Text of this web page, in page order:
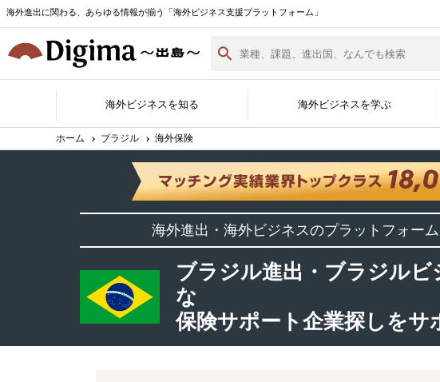
海外進出に関わる、あらゆる情報が揃う「海外ビジネス支援プラットフォーム」
海外ビジネスを知る
各国の最新情報 海外ビジネスノウハウ 海外ビジネスコラ
海外ビジネスを学ぶ
Digima Library
資料ダウンロード
海外進出白書
（最新版）
無料会員登録
無料相談窓口 サポート企業一覧 サポートジャンル
サポート企業ができること サポート企業の登録・詳細 資料掲載につい
Digimaとは 海外イベント実績紹介 メディア掲載実
ホーム ブラジル 海外保険
海外進出・海外ビジネスのプラットフォーム
ブラジル進出・ブラジルビ
な
保険サポート企業探しをサ